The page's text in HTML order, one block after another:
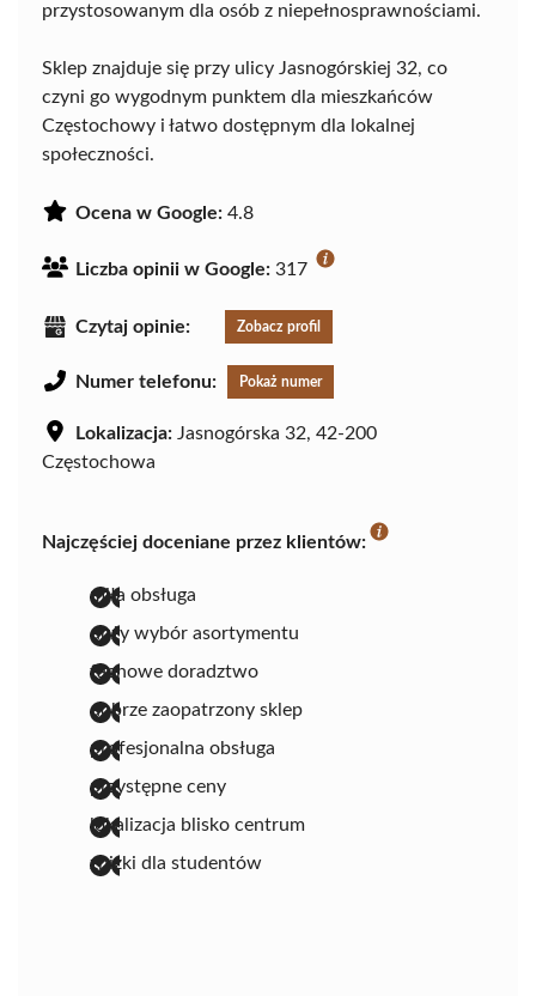
przystosowanym dla osób z niepełnosprawnościami.
Sklep znajduje się przy ulicy Jasnogórskiej 32, co
czyni go wygodnym punktem dla mieszkańców
Częstochowy i łatwo dostępnym dla lokalnej
społeczności.
Ocena w Google: 4.8
Liczba opinii w Google: 317
Czytaj opinie: Zobacz profil
Numer telefonu: Pokaż numer
Lokalizacja: Jasnogórska 32, 42-200
Częstochowa
Najczęściej doceniane przez klientów:
miła obsługa
duży wybór asortymentu
fachowe doradztwo
dobrze zaopatrzony sklep
profesjonalna obsługa
przystępne ceny
lokalizacja blisko centrum
zniżki dla studentów